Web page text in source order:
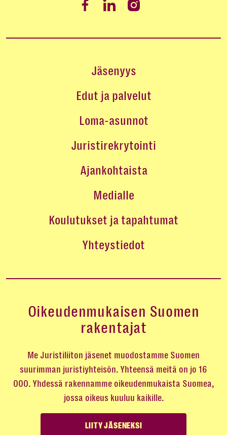
Jäsenyys
Edut ja palvelut
Loma-asunnot
Juristirekrytointi
Ajankohtaista
Medialle
Koulutukset ja tapahtumat
Yhteystiedot
Oikeudenmukaisen Suomen
rakentajat
Me Juristiliiton jäsenet muodostamme Suomen
suurimman juristiyhteisön. Yhteensä meitä on jo 16
000. Yhdessä rakennamme oikeudenmukaista Suomea,
jossa oikeus kuuluu kaikille.
LIITY JÄSENEKSI